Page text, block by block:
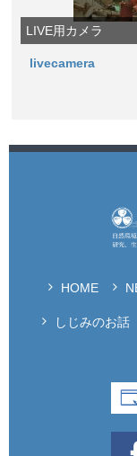
LIVE用カメラ
livecamera
HOME
しじみのお話